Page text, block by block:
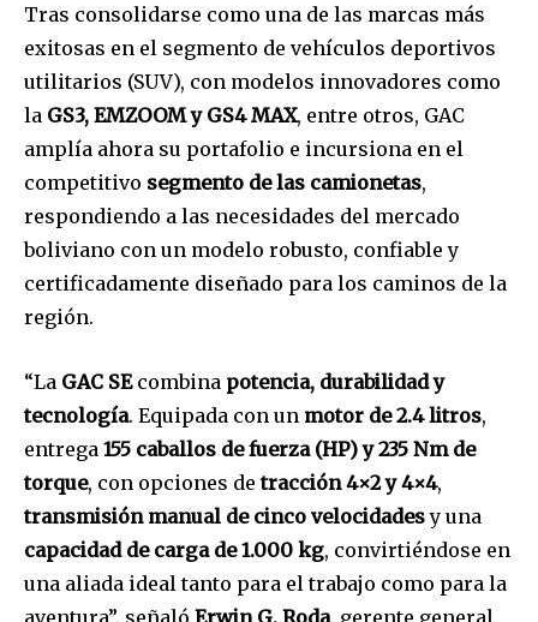
Tras consolidarse como una de las marcas más
exitosas en el segmento de vehículos deportivos
utilitarios (SUV), con modelos innovadores como
la GS3, EMZOOM y GS4 MAX, entre otros, GAC
amplía ahora su portafolio e incursiona en el
competitivo segmento de las camionetas,
respondiendo a las necesidades del mercado
boliviano con un modelo robusto, confiable y
certificadamente diseñado para los caminos de la
región.
“La GAC SEcombina potencia, durabilidad y
tecnología. Equipada con un motor de 2.4 litros,
entrega 155 caballos de fuerza (HP) y 235 Nm de
torque, con opciones detracción 4×2 y 4×4,
transmisión manual de cinco velocidadesy una
capacidad de carga de 1.000 kg, convirtiéndose en
una aliada ideal tanto para el trabajo como para la
aventura”, señaló Erwin G. Roda, gerente general